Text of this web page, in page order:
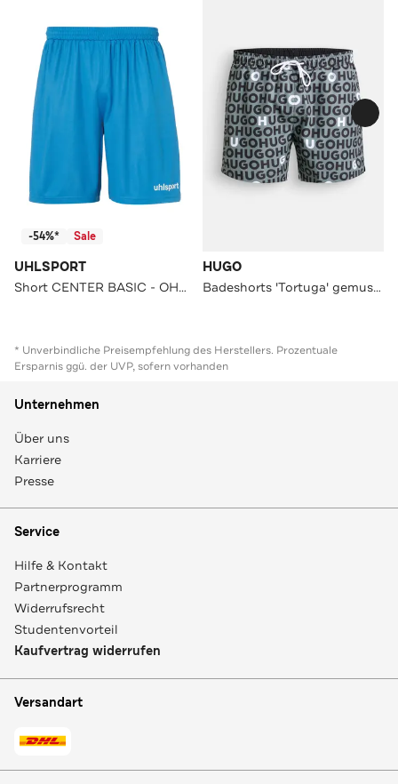
-54%* Sale
UHLSPORT
Short CENTER BASIC - OHNE INNENSLIP cyan Straight
HUGO
Badeshorts 'Tortuga' gemustert
* Unverbindliche Preisempfehlung des Herstellers. Prozentuale
Ersparnis ggü. der UVP, sofern vorhanden
Unternehmen
Über uns
Karriere
Presse
Service
Hilfe & Kontakt
Partnerprogramm
Widerrufsrecht
Studentenvorteil
Kaufvertrag widerrufen
Versandart